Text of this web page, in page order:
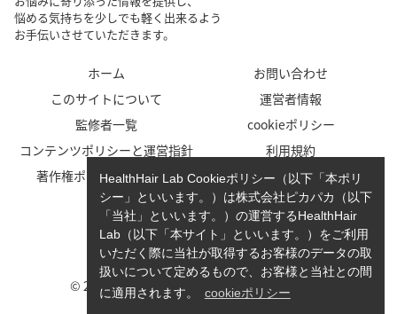
悩める気持ちを少しでも軽く出来るよう
お手伝いさせていただきます。
ホーム
お問い合わせ
このサイトについて
運営者情報
監修者一覧
cookieポリシー
コンテンツポリシーと運営指針
利用規約
著作権ポリシー/免責事項
プライバシーポリシー
© 2023-2026 HealthHair Lab ヘルスヘアラボ.
HealthHair Lab Cookieポリシー（以下「本ポリ
シー」といいます。）は株式会社ピカパカ（以下
「当社」といいます。）の運営するHealthHair
Lab（以下「本サイト」といいます。）をご利用
いただく際に当社が取得するお客様のデータの取
扱いについて定めるもので、お客様と当社との間
に適用されます。
cookieポリシー